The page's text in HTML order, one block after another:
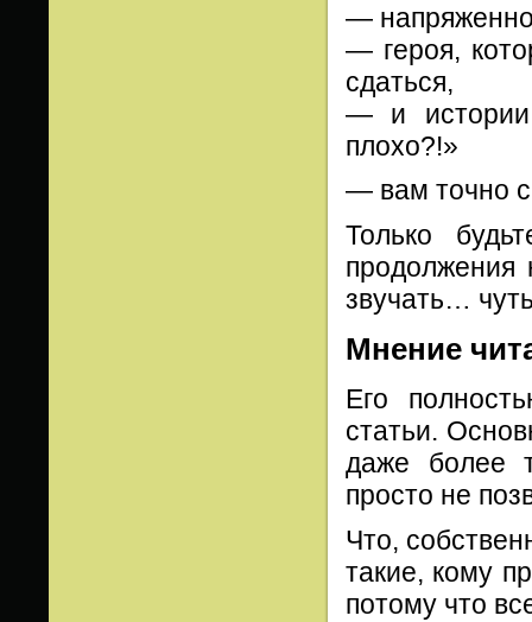
—
— героя,
сдаться,
— и истории
плохо?!»
— вам точно
Только
звучать…
Мнение
Его
статьи.
даже более
просто не
Что,
такие, кому
потому что